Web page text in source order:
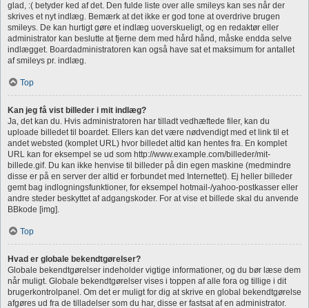
glad, :( betyder ked af det. Den fulde liste over alle smileys kan ses når der
skrives et nyt indlæg. Bemærk at det ikke er god tone at overdrive brugen
smileys. De kan hurtigt gøre et indlæg uoverskueligt, og en redaktør eller
administrator kan beslutte at fjerne dem med hård hånd, måske endda selve
indlægget. Boardadministratoren kan også have sat et maksimum for antallet
af smileys pr. indlæg.
Top
Kan jeg få vist billeder i mit indlæg?
Ja, det kan du. Hvis administratoren har tilladt vedhæftede filer, kan du
uploade billedet til boardet. Ellers kan det være nødvendigt med et link til et
andet websted (komplet URL) hvor billedet altid kan hentes fra. En komplet
URL kan for eksempel se ud som http://www.example.com/billeder/mit-
billede.gif. Du kan ikke henvise til billeder på din egen maskine (medmindre
disse er på en server der altid er forbundet med Internettet). Ej heller billeder
gemt bag indlogningsfunktioner, for eksempel hotmail-/yahoo-postkasser eller
andre steder beskyttet af adgangskoder. For at vise et billede skal du anvende
BBkode [img].
Top
Hvad er globale bekendtgørelser?
Globale bekendtgørelser indeholder vigtige informationer, og du bør læse dem
når muligt. Globale bekendtgørelser vises i toppen af alle fora og tillige i dit
brugerkontrolpanel. Om det er muligt for dig at skrive en global bekendtgørelse
afgøres ud fra de tilladelser som du har, disse er fastsat af en administrator.